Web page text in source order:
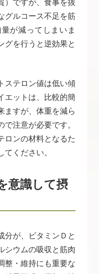
）ですが、食事を抜
グルコース不足を筋
が減ってしまいま
グを行うと逆効果と
ステロン値は低い傾
エットは、比較的簡
ますが、体重を減ら
注意が必要です。
ロンの材料となるた
ください。
意識して摂
分が、ビタミンＤと
シウムの吸収と筋肉
整・維持にも重要な